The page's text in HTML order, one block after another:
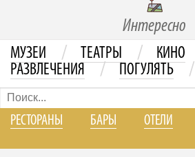
Интересно
МУЗЕИ / ТЕАТРЫ / КИНО
РАЗВЛЕЧЕНИЯ / ПОГУЛЯТЬ /
РЕСТОРАНЫ БАРЫ ОТЕЛИ